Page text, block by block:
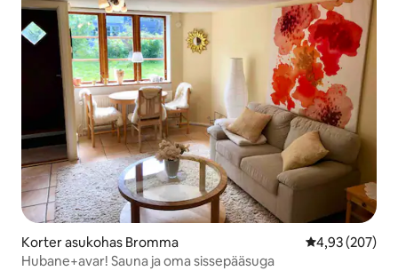
Korter asukohas Bromma Keskmine
4,93 (207)
Hubane+avar! Sauna ja oma sissepääsuga